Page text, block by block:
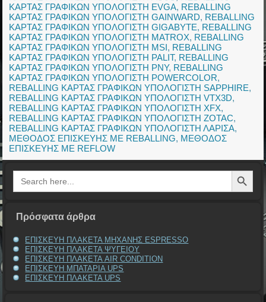
ΚΑΡΤΑΣ ΓΡΑΦΙΚΩΝ ΥΠΟΛΟΓΙΣΤΗ EVGA, REBALLING
ΚΑΡΤΑΣ ΓΡΑΦΙΚΩΝ ΥΠΟΛΟΓΙΣΤΗ GAINWARD, REBALLING
ΚΑΡΤΑΣ ΓΡΑΦΙΚΩΝ ΥΠΟΛΟΓΙΣΤΗ GIGABYTE, REBALLING
ΚΑΡΤΑΣ ΓΡΑΦΙΚΩΝ ΥΠΟΛΟΓΙΣΤΗ MATROX, REBALLING
ΚΑΡΤΑΣ ΓΡΑΦΙΚΩΝ ΥΠΟΛΟΓΙΣΤΗ MSI, REBALLING
ΚΑΡΤΑΣ ΓΡΑΦΙΚΩΝ ΥΠΟΛΟΓΙΣΤΗ PALIT, REBALLING
ΚΑΡΤΑΣ ΓΡΑΦΙΚΩΝ ΥΠΟΛΟΓΙΣΤΗ PNY, REBALLING
ΚΑΡΤΑΣ ΓΡΑΦΙΚΩΝ ΥΠΟΛΟΓΙΣΤΗ POWERCOLOR,
REBALLING ΚΑΡΤΑΣ ΓΡΑΦΙΚΩΝ ΥΠΟΛΟΓΙΣΤΗ SAPPHIRE,
REBALLING ΚΑΡΤΑΣ ΓΡΑΦΙΚΩΝ ΥΠΟΛΟΓΙΣΤΗ VTX3D,
REBALLING ΚΑΡΤΑΣ ΓΡΑΦΙΚΩΝ ΥΠΟΛΟΓΙΣΤΗ XFX,
REBALLING ΚΑΡΤΑΣ ΓΡΑΦΙΚΩΝ ΥΠΟΛΟΓΙΣΤΗ ZOTAC,
REBALLING ΚΑΡΤΑΣ ΓΡΑΦΙΚΩΝ ΥΠΟΛΟΓΙΣΤΗ ΛΑΡΙΣΑ,
ΜΕΘΟΔΟΣ ΕΠΙΣΚΕΥΗΣ ΜΕ REBALLING, ΜΕΘΟΔΟΣ
ΕΠΙΣΚΕΥΗΣ ΜΕ REFLOW
Search
for:
Search Button
Πρόσφατα άρθρα
ΕΠΙΣΚΕΥΗ ΠΛΑΚΕΤΑ ΜΗΧΑΝΗΣ ESPRESSO
ΕΠΙΣΚΕΥΗ ΠΛΑΚΕΤΑ ΨΥΓΕΙΟΥ
ΕΠΙΣΚΕΥΗ ΠΛΑΚΕΤΑ AIR CONDITION
ΕΠΙΣΚΕΥΗ ΜΠΑΤΑΡΙΑ UPS
ΕΠΙΣΚΕΥΗ ΠΛΑΚΕΤΑ UPS